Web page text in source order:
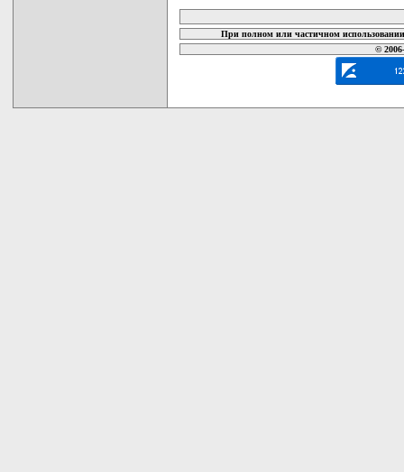
При полном или частичном
©